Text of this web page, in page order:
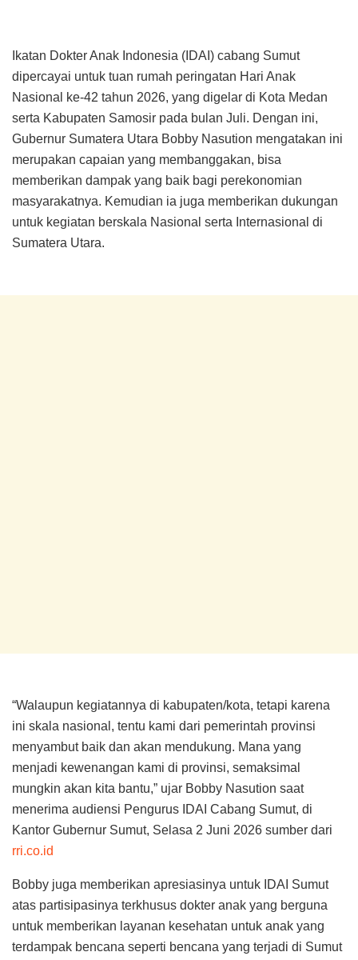
Ikatan Dokter Anak Indonesia (IDAI) cabang Sumut
dipercayai untuk tuan rumah peringatan Hari Anak
Nasional ke-42 tahun 2026, yang digelar di Kota Medan
serta Kabupaten Samosir pada bulan Juli. Dengan ini,
Gubernur Sumatera Utara Bobby Nasution mengatakan ini
merupakan capaian yang membanggakan, bisa
memberikan dampak yang baik bagi perekonomian
masyarakatnya. Kemudian ia juga memberikan dukungan
untuk kegiatan berskala Nasional serta Internasional di
Sumatera Utara.
“Walaupun kegiatannya di kabupaten/kota, tetapi karena
ini skala nasional, tentu kami dari pemerintah provinsi
menyambut baik dan akan mendukung. Mana yang
menjadi kewenangan kami di provinsi, semaksimal
mungkin akan kita bantu,” ujar Bobby Nasution saat
menerima audiensi Pengurus IDAI Cabang Sumut, di
Kantor Gubernur Sumut, Selasa 2 Juni 2026 sumber dari
rri.co.id
Bobby juga memberikan apresiasinya untuk IDAI Sumut
atas partisipasinya terkhusus dokter anak yang berguna
untuk memberikan layanan kesehatan untuk anak yang
terdampak bencana seperti bencana yang terjadi di Sumut